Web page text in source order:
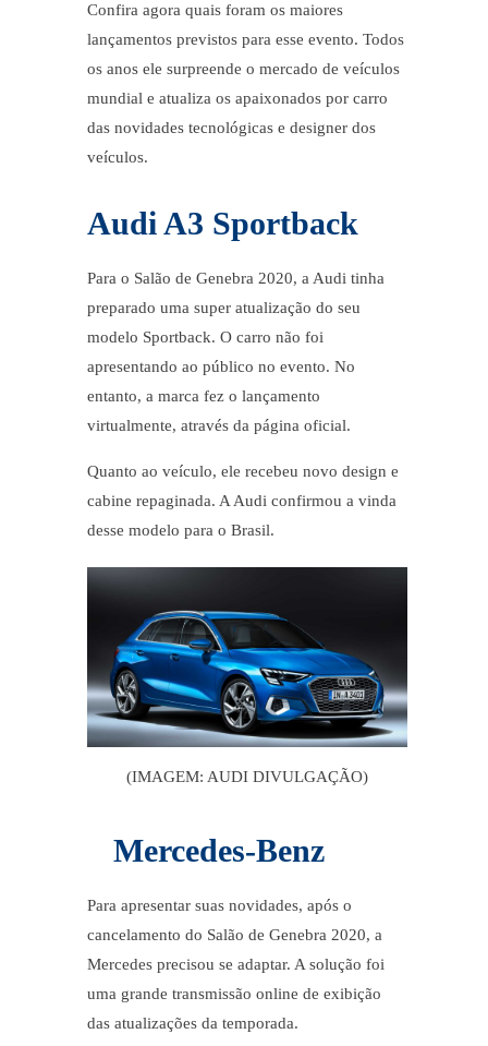
Confira agora quais foram os maiores
lançamentos previstos para esse evento. Todos
os anos ele surpreende o mercado de veículos
mundial e atualiza os apaixonados por carro
das novidades tecnológicas e designer dos
veículos.
Audi A3 Sportback
Para o Salão de Genebra 2020, a Audi tinha
preparado uma super atualização do seu
modelo Sportback. O carro não foi
apresentando ao público no evento. No
entanto, a marca fez o lançamento
virtualmente, através da página oficial.
Quanto ao veículo, ele recebeu novo design e
cabine repaginada. A Audi confirmou a vinda
desse modelo para o Brasil.
(IMAGEM: AUDI DIVULGAÇÃO)
Mercedes-Benz
Para apresentar suas novidades, após o
cancelamento do Salão de Genebra 2020, a
Mercedes precisou se adaptar. A solução foi
uma grande transmissão online de exibição
das atualizações da temporada.